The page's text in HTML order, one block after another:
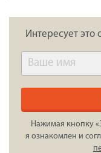
Интересует это
Нажимая кнопку
я ознакомлен и